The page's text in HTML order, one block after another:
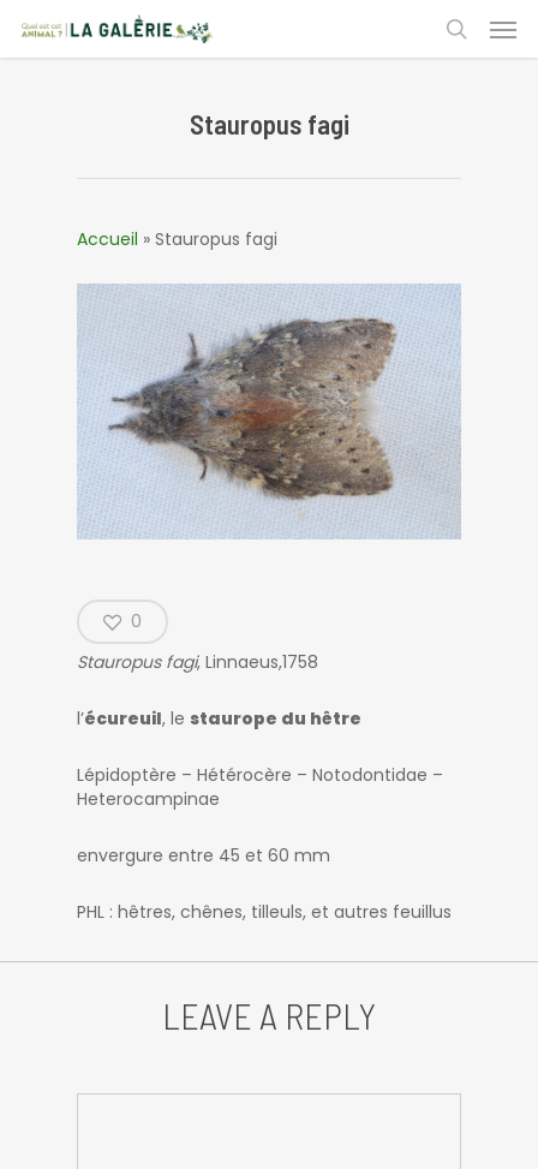
main
search
Stauropus fagi
Accueil » Stauropus fagi
0
Stauropus fagi, Linnaeus,1758
l’écureuil, le staurope du hêtre
Lépidoptère – Hétérocère – Notodontidae –
Heterocampinae
envergure entre 45 et 60 mm
PHL : hêtres, chênes, tilleuls, et autres feuillus
LEAVE A REPLY